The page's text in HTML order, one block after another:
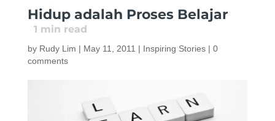
Hidup adalah Proses Belajar
1 min read
by Rudy Lim | May 11, 2011 | Inspiring Stories| 0
comments